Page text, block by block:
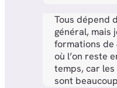
Tous dépend
général, mais
formations de
où l’on reste
temps, car
sont